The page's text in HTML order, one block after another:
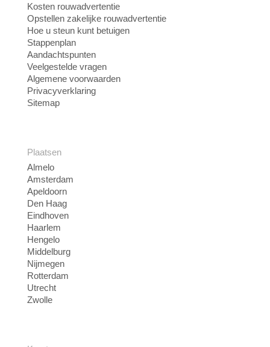
Kosten rouwadvertentie
Opstellen zakelijke rouwadvertentie
Hoe u steun kunt betuigen
Stappenplan
Aandachtspunten
Veelgestelde vragen
Algemene voorwaarden
Privacyverklaring
Sitemap
Plaatsen
Almelo
Amsterdam
Apeldoorn
Den Haag
Eindhoven
Haarlem
Hengelo
Middelburg
Nijmegen
Rotterdam
Utrecht
Zwolle